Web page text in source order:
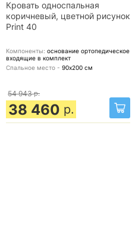
Кровать односпальная
коричневый, цветной рисунок
Print 40
Компоненты: основание ортопедическое
входящие в комплект
Спальное место - 90х200 см
54 943 р.
38 460 р.